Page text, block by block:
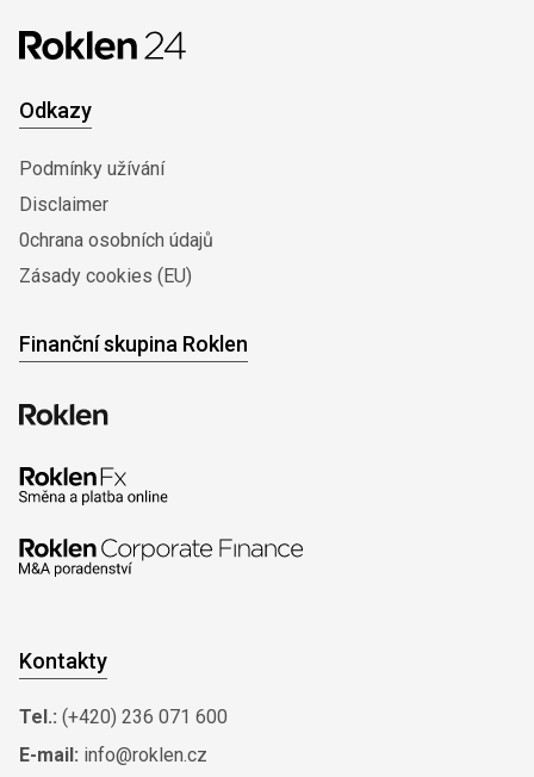
Odkazy
Podmínky užívání
Disclaimer
0chrana osobních údajů
Zásady cookies (EU)
Finanční skupina Roklen
Kontakty
Tel.: (+420) 236 071 600
E-mail: info@roklen.cz